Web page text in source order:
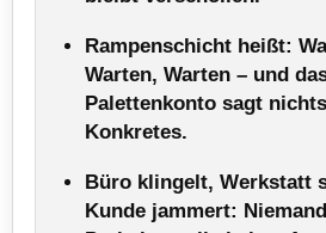
Rampenschicht heißt:
Warten, Warten – und
Palettenkonto sagt nichts
Konkretes.
Büro klingelt, Werkstatt
Kunde jammert: